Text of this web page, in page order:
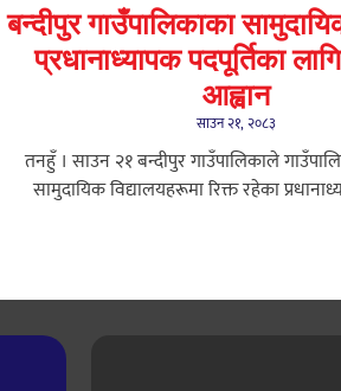
बन्दीपुर गाउँपालिकाका
प्रधानाध्यापक पदपूर्तिका
आह्वान
साउन २१, २०८३
तनहुँ । साउन २१ बन्दीपुर गाउँपालिकाले
सामुदायिक विद्यालयहरूमा रिक्त रहेका